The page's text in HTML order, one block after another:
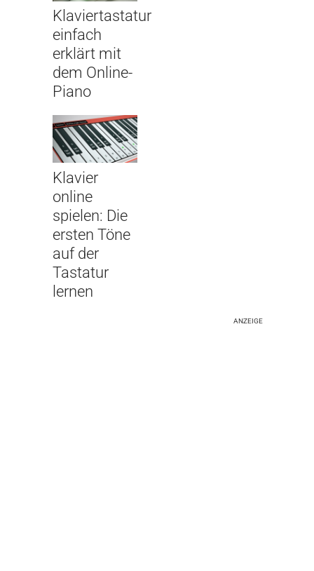
Klaviertastatur
einfach
erklärt mit
dem Online-
Piano
Klavier
online
spielen: Die
ersten Töne
auf der
Tastatur
lernen
ANZEIGE